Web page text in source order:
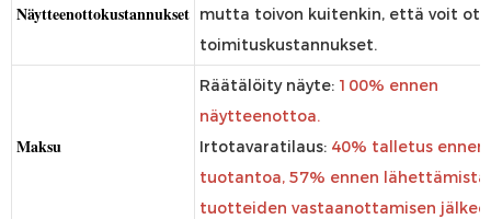
Näytteenottokustannukset mutta toivon kuitenkin, että voit
toimituskustannukset.
Maksu
Räätälöity näyte: 100% ennen
näytteenottoa.
Irtotavaratilaus: 40% talletus ennen
tuotantoa, 57% ennen
tuotteiden vastaanottamisen